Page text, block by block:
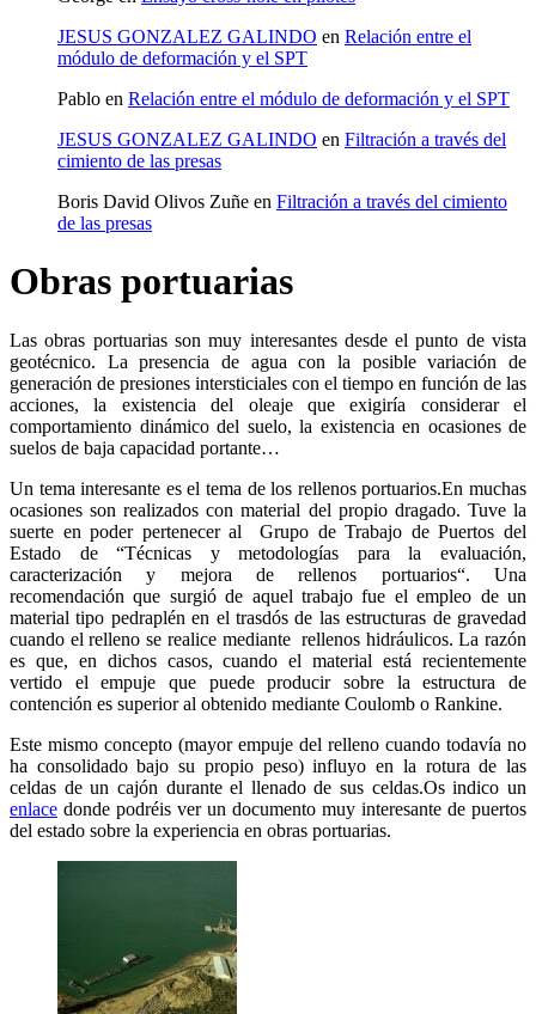
JESUS GONZALEZ GALINDO en Relación entre el
módulo de deformación y el SPT
Pablo en Relación entre el módulo de deformación y el SPT
JESUS GONZALEZ GALINDO en Filtración a través del
cimiento de las presas
Boris David Olivos Zuñe en Filtración a través del cimiento
de las presas
Obras portuarias
Las obras portuarias son muy interesantes desde el punto de vista
geotécnico. La presencia de agua con la posible variación de
generación de presiones intersticiales con el tiempo en función de las
acciones, la existencia del oleaje que exigiría considerar el
comportamiento dinámico del suelo, la existencia en ocasiones de
suelos de baja capacidad portante…
Un tema interesante es el tema de los rellenos portuarios.En muchas
ocasiones son realizados con material del propio dragado. Tuve la
suerte en poder pertenecer al Grupo de Trabajo de Puertos del
Estado de “Técnicas y metodologías para la evaluación,
caracterización y mejora de rellenos portuarios“. Una
recomendación que surgió de aquel trabajo fue el empleo de un
material tipo pedraplén en el trasdós de las estructuras de gravedad
cuando el relleno se realice mediante rellenos hidráulicos. La razón
es que, en dichos casos, cuando el material está recientemente
vertido el empuje que puede producir sobre la estructura de
contención es superior al obtenido mediante Coulomb o Rankine.
Este mismo concepto (mayor empuje del relleno cuando todavía no
ha consolidado bajo su propio peso) influyo en la rotura de las
celdas de un cajón durante el llenado de sus celdas.Os indico un
enlace donde podréis ver un documento muy interesante de puertos
del estado sobre la experiencia en obras portuarias.